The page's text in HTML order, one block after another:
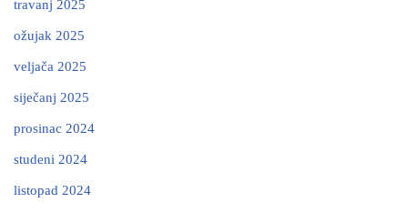
travanj 2025
ožujak 2025
veljača 2025
siječanj 2025
prosinac 2024
studeni 2024
listopad 2024